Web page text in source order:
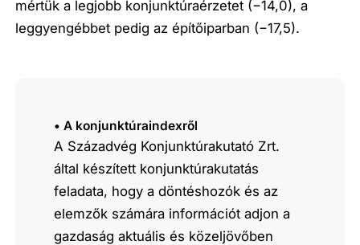
mértük a legjobb konjunktúraérzetet (−14,0), a
leggyengébbet pedig az építőiparban (−17,5).
• A konjunktúraindexről
A Századvég Konjunktúrakutató Zrt.
által készített konjunktúrakutatás
feladata, hogy a döntéshozók és az
elemzők számára információt adjon a
gazdaság aktuális és közeljövőben